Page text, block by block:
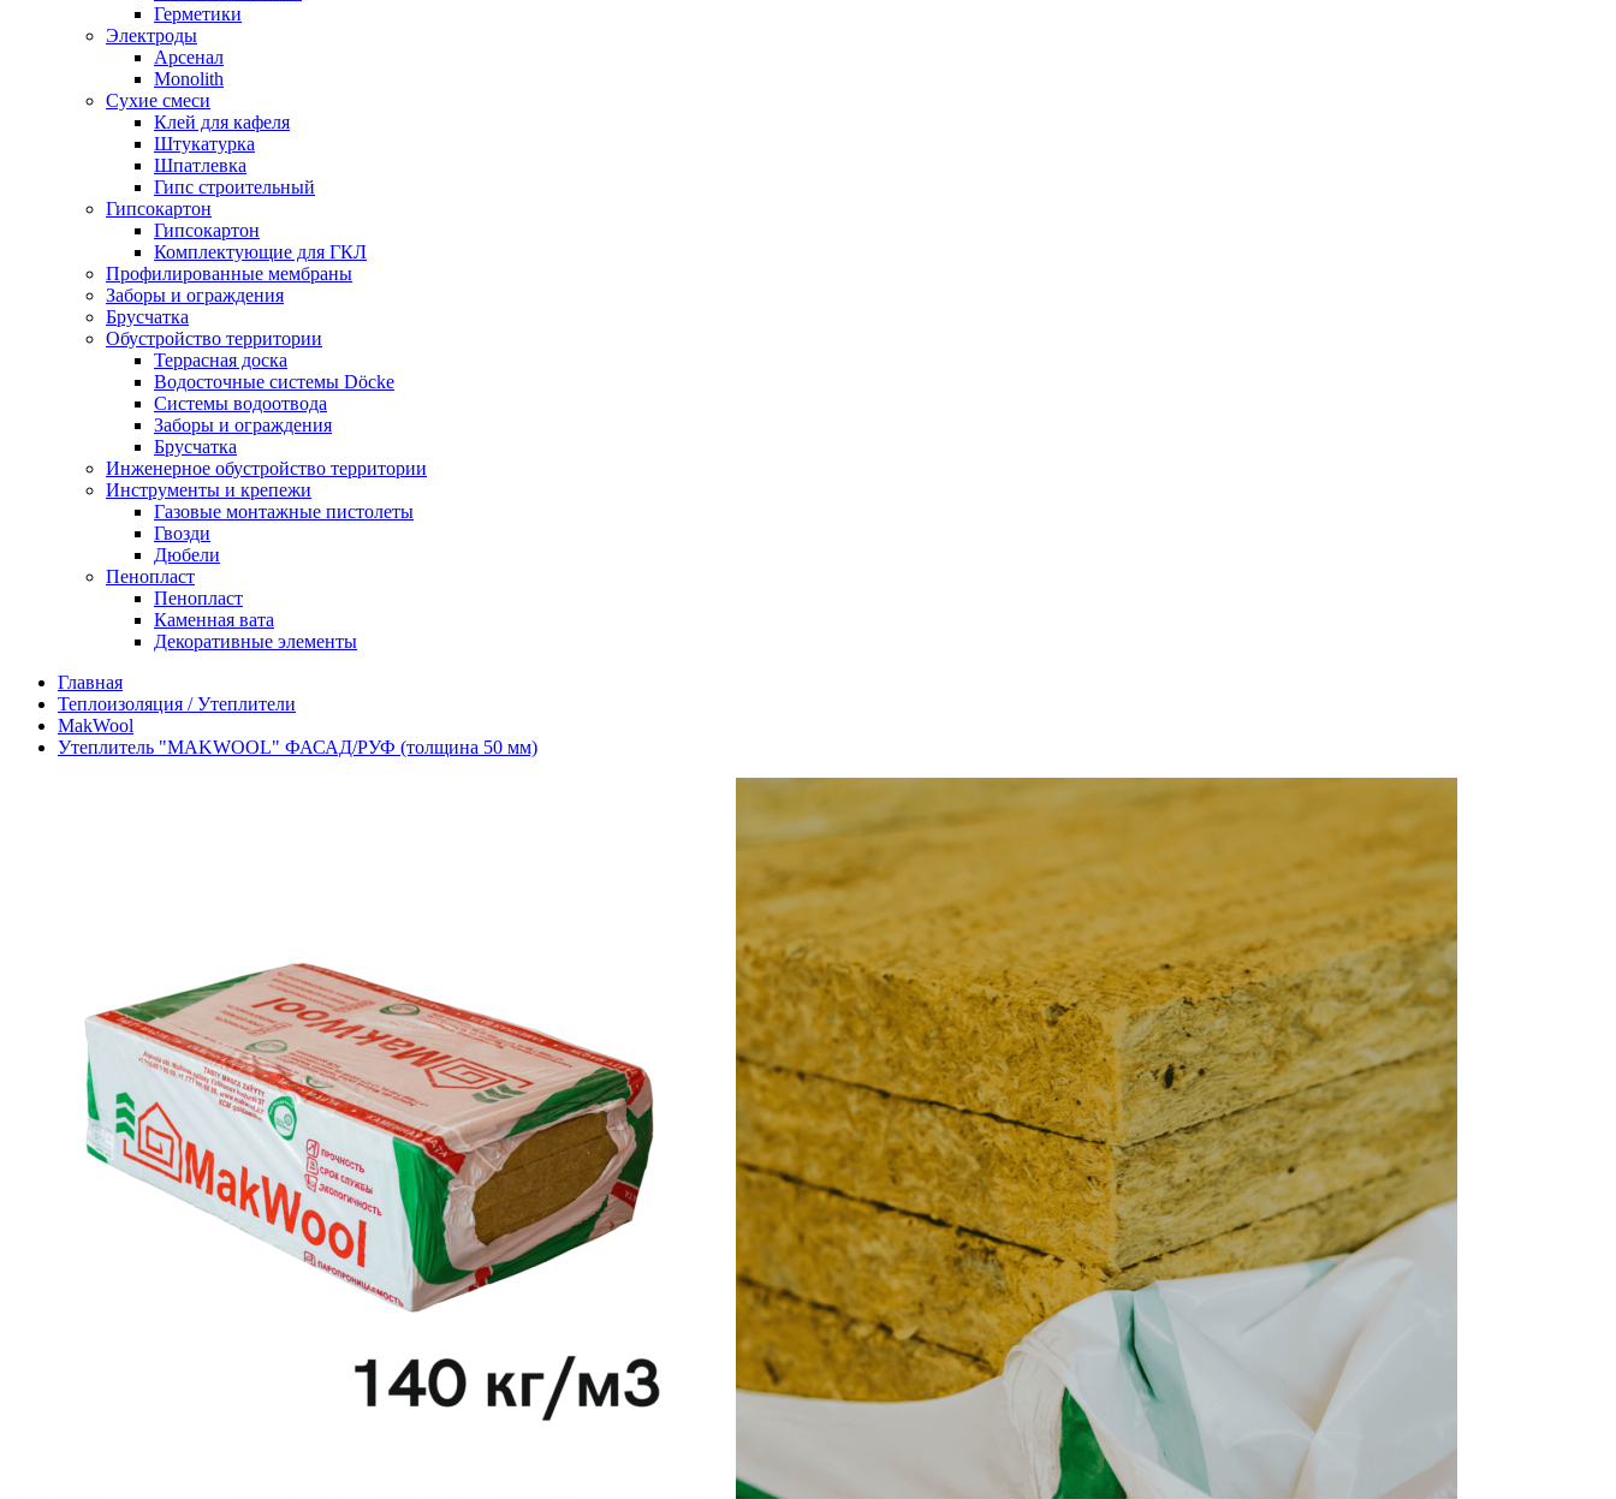
Герметики
Электроды
Арсенал
Monolith
Сухие смеси
Клей для кафеля
Штукатурка
Шпатлевка
Гипс строительный
Гипсокартон
Гипсокартон
Комплектующие для ГКЛ
Профилированные мембраны
Заборы и ограждения
Брусчатка
Обустройство территории
Террасная доска
Водосточные системы Döcke
Системы водоотвода
Заборы и ограждения
Брусчатка
Инженерное обустройство территории
Инструменты и крепежи
Газовые монтажные пистолеты
Гвозди
Дюбели
Пенопласт
Пенопласт
Каменная вата
Декоративные элементы
Главная
Теплоизоляция / Утеплители
MakWool
Утеплитель "MAKWOOL" ФАСАД/РУФ (толщина 50 мм)